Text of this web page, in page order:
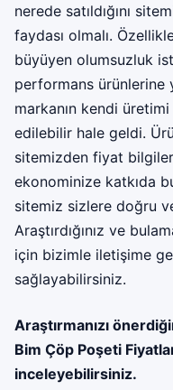
nerede satıldığını
faydası olmalı.
büyüyen olumsuzluk
performans ürünlerine
markanın kendi
edilebilir hale geldi.
sitemizden fiyat
ekonominize katkıda
sitemiz sizlere doğru
Araştırdığınız ve
için bizimle iletişime
sağlayabilirsiniz.
Araştırmanızı
Bim Çöp Poşeti
inceleyebilirsiniz.